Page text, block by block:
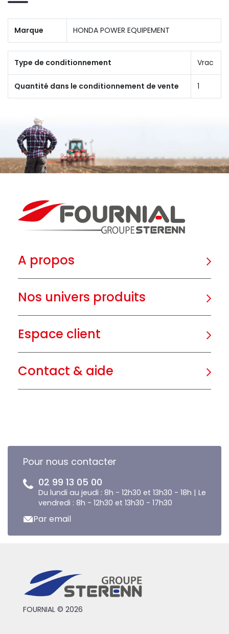
Marque HONDA POWER EQUIPEMENT
Type de conditionnement Vrac
Quantité dans le conditionnement de vente 1
A propos
Nos univers produits
Espace client
Contact & aide
Pour nous contacter
02 99 13 05 00
Du lundi au jeudi : 8h - 12h30 et 13h30 - 18h | Le
vendredi : 8h - 12h30 et 13h30 - 17h30
Par email
FOURNIAL © 2026